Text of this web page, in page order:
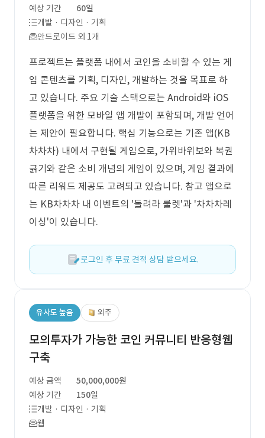
예상 기간
60일
개발 · 디자인 · 기획
안드로이드 외 1개
프로젝트는 플랫폼 내에서 코인을 소비할 수 있는 게
임 콘텐츠를 기획, 디자인, 개발하는 것을 목표로 하
고 있습니다. 주요 기술 스택으로는 Android와 iOS
플랫폼을 위한 모바일 앱 개발이 포함되며, 개발 언어
는 제안이 필요합니다. 핵심 기능으로는 기존 앱(KB
차차차) 내에서 구현될 게임으로, 가위바위보와 복권
긁기와 같은 소비 개념의 게임이 있으며, 게임 결과에
따른 리워드 제공도 고려되고 있습니다. 참고 앱으로
는 KB차차차 내 이벤트의 '돌려라 룰렛'과 '차차차레
이싱'이 있습니다.
로그인 후 무료 견적 상담 받으세요.
유사도 높음 외주
모의투자가 가능한 코인 커뮤니티 반응형웹
구축
예상 금액
50,000,000원
예상 기간
150일
개발 · 디자인 · 기획
웹